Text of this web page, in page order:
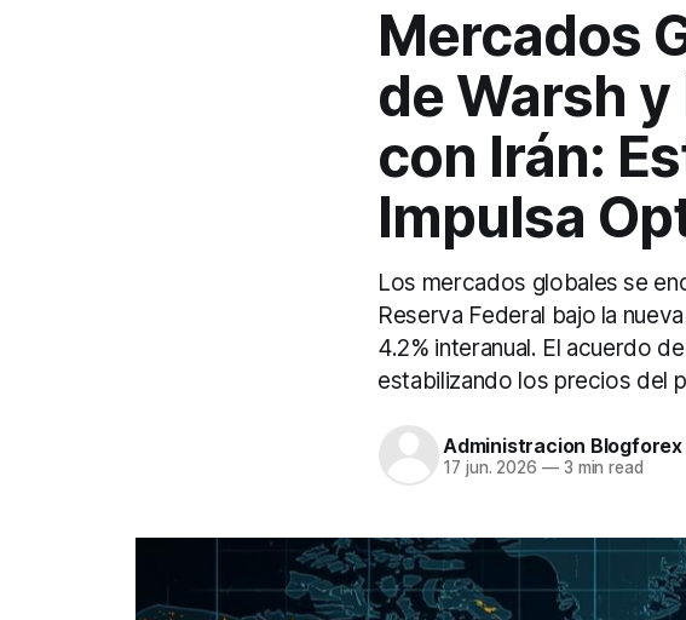
Mercados
de Warsh
con Irán:
Impulsa
Los mercados globales se
Reserva Federal bajo la
4.2% interanual. El acuerdo
estabilizando los precios del
Administracion Blogforex
17 jun. 2026 —3 min read